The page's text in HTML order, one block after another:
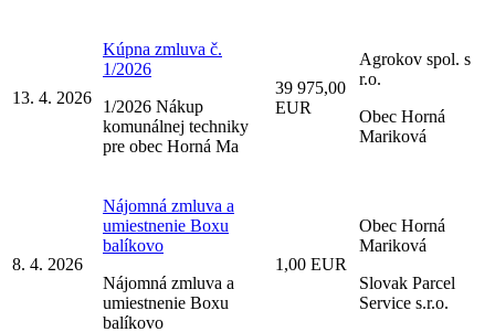
13. 4. 2026
Kúpna zmluva č.
1/2026
1/2026 Nákup
komunálnej techniky
pre obec Horná Ma
39 975,00
EUR
Agrokov spol. s
r.o.
Obec Horná
Mariková
8. 4. 2026
Nájomná zmluva a
umiestnenie Boxu
balíkovo
Nájomná zmluva a
umiestnenie Boxu
balíkovo
1,00 EUR
Obec Horná
Mariková
Slovak Parcel
Service s.r.o.